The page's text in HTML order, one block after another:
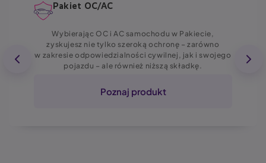
Pakiet OC/AC
Wybierając OC i AC samochodu w Pakiecie,
zyskujesz nie tylko szeroką ochronę – zarówno
w zakresie odpowiedzialności cywilnej, jak i swojego
pojazdu – ale również niższą składkę.
Poznaj produkt